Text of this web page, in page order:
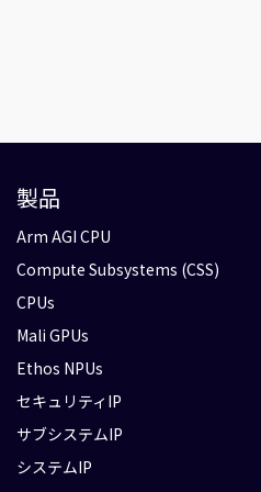
製品
Arm AGI CPU
Compute Subsystems (CSS)
CPUs
Mali GPUs
Ethos NPUs
セキュリティIP
サブシステムIP
システムIP